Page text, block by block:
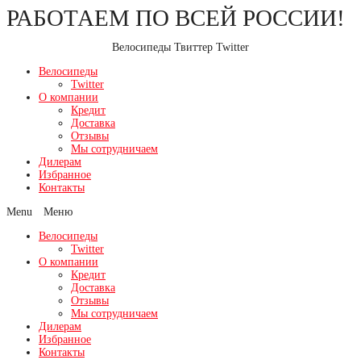
Перейти
к
РАБОТАЕМ ПО ВСЕЙ РОССИИ!
Велосипеды Твиттер Twitter
Велосипеды
Twitter
О компании
Кредит
Доставка
Отзывы
Мы сотрудничаем
Дилерам
Избранное
Контакты
Menu
Велосипеды
Twitter
О компании
Кредит
Доставка
Отзывы
Мы сотрудничаем
Дилерам
Избранное
Контакты